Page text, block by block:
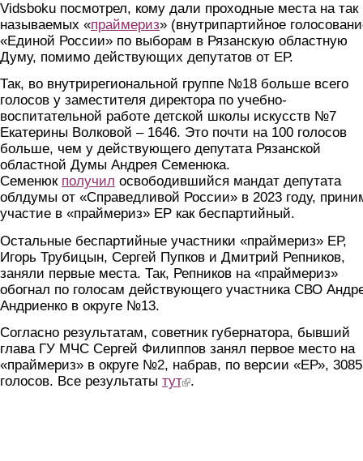
Vidsboku посмотрел, кому дали проходные места на так
называемых «праймериз» (внутрипартийное
«Единой России» по выборам в Рязанскую областную
Думу, помимо действующих депутатов от ЕР.
Так, во внутрирегиональной группе №18 больше всего
голосов у заместителя директора по учебно-
воспитательной работе детской школы искусств №7
Екатерины Волковой – 1646. Это почти на 100 голосов
больше, чем у действующего депутата Рязанской
областной Думы Андрея Семенюка.
Семенюк получил освободившийся мандат депутата
облдумы от «Справедливой России» в 2023 году,
участие в «праймериз» ЕР как беспартийный.
Остальные беспартийные участники «праймериз» ЕР,
Игорь Трубицын, Сергей Пупков и Дмитрий Репников,
заняли первые места. Так, Репников на «праймериз»
обогнал по голосам действующего участника СВО
Андриенко в округе №13.
Согласно результатам, советник губернатора, бывший
глава ГУ МЧС Сергей Филиппов занял первое место на
«праймериз» в округе №2, набрав, по версии «ЕР», 3085
голосов. Все результаты тут(link is external)
.